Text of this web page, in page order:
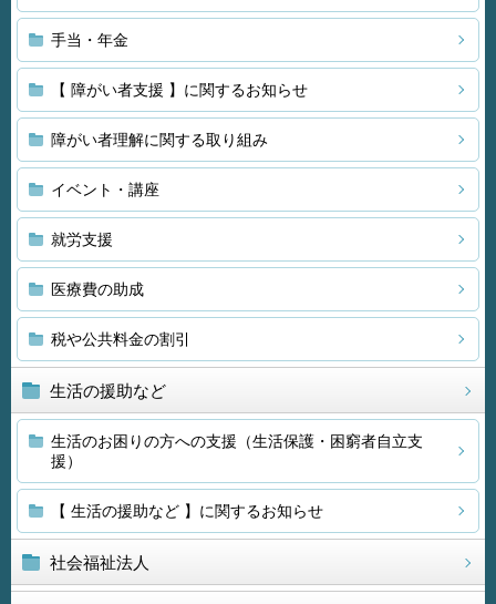
手当・年金
【 障がい者支援 】に関するお知らせ
障がい者理解に関する取り組み
イベント・講座
就労支援
医療費の助成
税や公共料金の割引
生活の援助など
生活のお困りの方への支援（生活保護・困窮者自立支
援）
【 生活の援助など 】に関するお知らせ
社会福祉法人